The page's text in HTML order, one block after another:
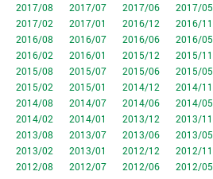
2017/08
2017/07 2017/06 2017/05
2017/02
2017/01 2016/12 2016/11
2016/08
2016/07 2016/06 2016/05
2016/02
2016/01 2015/12 2015/11
2015/08
2015/07 2015/06 2015/05
2015/02
2015/01 2014/12 2014/11
2014/08
2014/07 2014/06 2014/05
2014/02
2014/01 2013/12 2013/11
2013/08
2013/07 2013/06 2013/05
2013/02
2013/01 2012/12 2012/11
2012/08
2012/07 2012/06 2012/05